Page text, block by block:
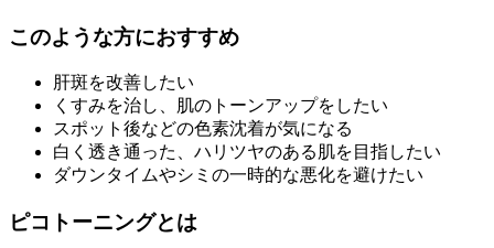
このような方におすすめ
肝斑を改善したい
くすみを治し、肌のトーンアップをしたい
スポット後などの色素沈着が気になる
白く透き通った、ハリツヤのある肌を目指したい
ダウンタイムやシミの一時的な悪化を避けたい
ピコトーニングとは